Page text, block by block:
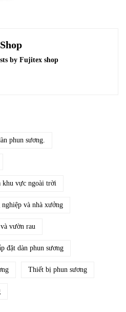
by Fujitex shop
phun sương.
khu vực ngoài trời
và nhà xưởng
vườn rau
đặt dàn phun sương
Thiết bị phun sương